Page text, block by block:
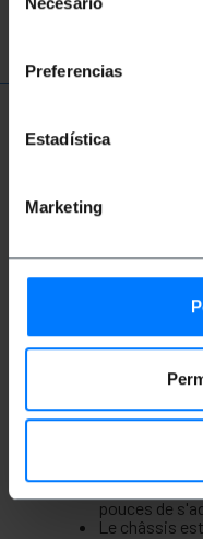
Preferencias
Estadística
Marketing
Plus
Description
Adaptateur de
pour disques durs
dans lesquelles le
un 2,5" disque dans
pouces,
pouces de
Le châssis